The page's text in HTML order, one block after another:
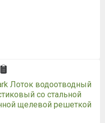
Лоток водоотводный
со стальной
щелевой решеткой